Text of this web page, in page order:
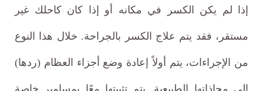
إذا لم يكن الكسر في مكانه أو إذا كان كاحلك غير
مستقر، فقد يتم علاج الكسر بالجراحة. خلال هذا النوع
من الإجراءات، يتم أولاً إعادة وضع أجزاء العظام (ردها)